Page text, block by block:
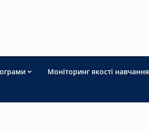
Моніторинг якості навчання